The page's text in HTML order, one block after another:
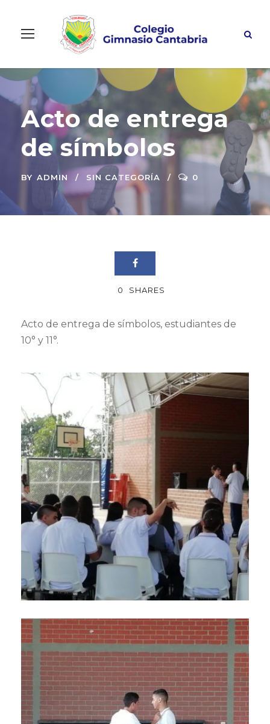
Acto de entrega
de símbolos
BY ADMIN SIN CATEGORÍA 0
0 SHARES
Acto de entrega de símbolos, estudiantes de
10° y 11°.